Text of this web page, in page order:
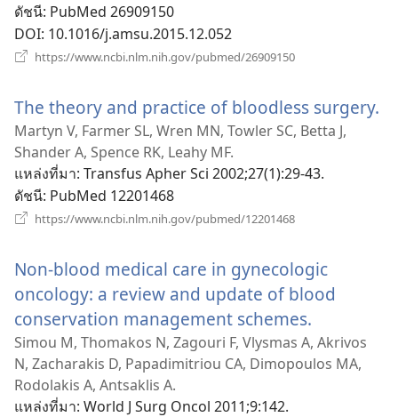
ดัชนี‎: PubMed 26909150
DOI‎: 10.1016/j.amsu.2015.12.052
https://www.ncbi.nlm.nih.gov/pubmed/26909150
The theory and practice of bloodless surgery.
Martyn V, Farmer SL, Wren MN, Towler SC, Betta J,
Shander A, Spence RK, Leahy MF.
แหล่งที่มา‎: Transfus Apher Sci 2002;27(1):29-43.
ดัชนี‎: PubMed 12201468
https://www.ncbi.nlm.nih.gov/pubmed/12201468
Non-blood medical care in gynecologic
oncology: a review and update of blood
conservation management schemes.
หน้าต่าง
ใหม่)
Simou M, Thomakos N, Zagouri F, Vlysmas A, Akrivos
N, Zacharakis D, Papadimitriou CA, Dimopoulos MA,
Rodolakis A, Antsaklis A.
แหล่งที่มา‎: World J Surg Oncol 2011;9:142.